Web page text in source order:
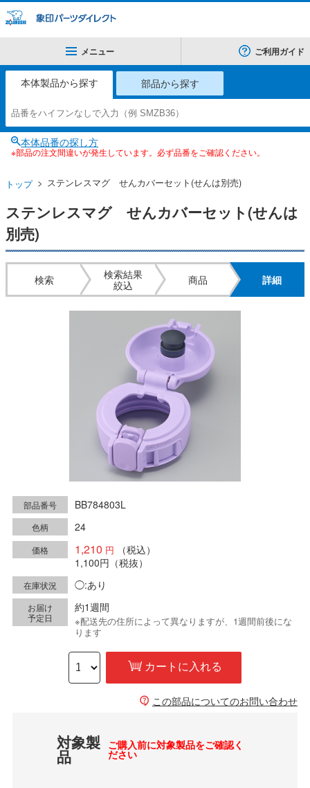
メニュー ご利用ガイド
本体製品から探す 部品から探す
本体品番の探し方
※部品の注文間違いが発生しています。必ず品番をご確認ください。
トップ ステンレスマグ せんカバーセット(せんは別売)
ステンレスマグ せんカバーセット(せんは
別売)
検索
検索結果
絞込
商品 詳細
部品番号 BB784803L
色柄 24
価格 1,210
（税込）
1,100円 （税抜）
在庫状況 ◯:あり
お届け
予定日
約1週間
※配送先の住所によって異なりますが、1週間前後にな
ります
カートに入れる
この部品についてのお問い合わせ
対象製
品
ご購入前に対象製品をご確認く
ださい